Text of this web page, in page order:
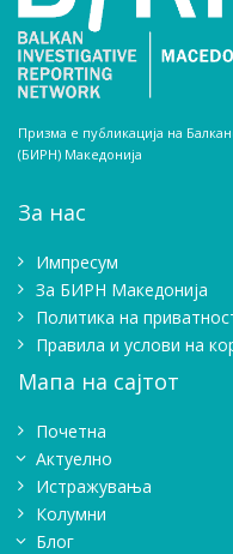
Призма е публикација на
(БИРН) Македонија
За нас
Импресум
Зa БИРН Македонија
Политика на
Правила и услови на
Мапа на сајтот
Почетна
Актуелно
Истражувањa
Колумни
Блог